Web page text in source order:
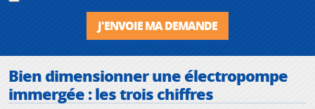
J'ENVOIE MA DEMANDE
Bien dimensionner une électropompe
immergée : les trois chiffres